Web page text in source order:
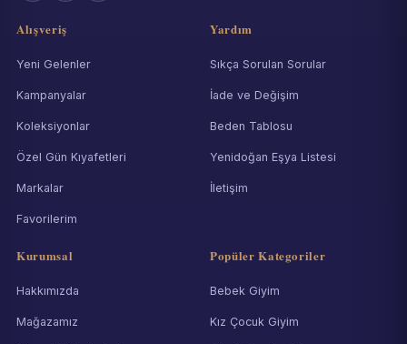
Alışveriş
Yeni Gelenler
Kampanyalar
Koleksiyonlar
Özel Gün Kıyafetleri
Markalar
Favorilerim
Yardım
Sıkça Sorulan Sorular
İade ve Değişim
Beden Tablosu
Yenidoğan Eşya Listesi
İletişim
Kurumsal
Hakkımızda
Mağazamız
Popüler Kategoriler
Bebek Giyim
Kız Çocuk Giyim